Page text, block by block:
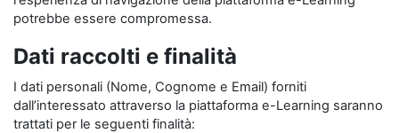
potrebbe essere compromessa.
Dati raccolti e finalità
I dati personali (Nome, Cognome e Email) forniti
dall’interessato attraverso la piattaforma e-Learning saranno
trattati per le seguenti finalità: